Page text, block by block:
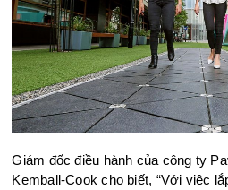
Giám đốc điều hành của công ty
Kemball-Cook cho biết, “Với việc